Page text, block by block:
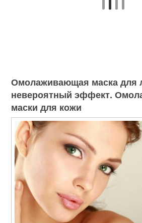
Омолаживающая маска для
невероятный эффект.
маски для кожи